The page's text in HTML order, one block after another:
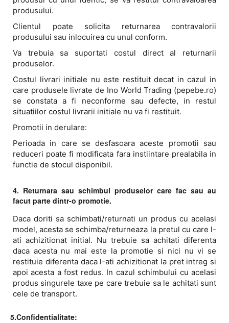
produsului.
Clientul poate solicita returnarea contravalorii
produsului sau inlocuirea cu unul conform.
Va trebuia sa suportati costul direct al returnarii
produselor.
Costul livrari initiale nu este restituit decat in cazul in
care produsele livrate de Ino World Trading (pepebe.ro)
se constata a fi neconforme sau defecte, in restul
situatiilor costul livrarii initiale nu va fi restituit.
Promotii in derulare:
Perioada in care se desfasoara aceste promotii sau
reduceri poate fi modificata fara instiintare prealabila in
functie de stocul disponibil.
4. Returnara sau schimbul produselor care fac sau au
facut parte dintr-o promotie.
Daca doriti sa schimbati/returnati un produs cu acelasi
model, acesta se schimba/returneaza la pretul cu care l-
ati achizitionat initial. Nu trebuie sa achitati diferenta
daca acesta nu mai este la promotie si nici nu vi se
restituie diferenta daca l-ati achizitionat la pret intreg si
apoi acesta a fost redus. In cazul schimbului cu acelasi
produs singurele taxe pe care trebuie sa le achitati sunt
cele de transport.
5.Confidentialitate: